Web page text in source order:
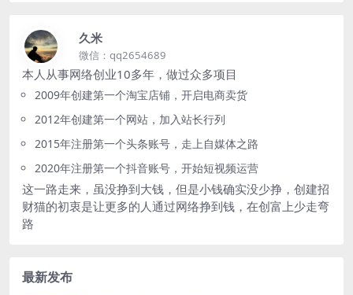
久米
微信：qq2654689
本人从事网络创业10多年，做过众多项目
2009年创建第一个淘宝店铺，开启电商卖货
2012年创建第一个网站，加入站长行列
2015年注册第一个头条账号，走上自媒体之路
2020年注册第一个抖音账号，开始短视频运营
这一路走来，虽没挣到大钱，但是小钱确实没少挣，创建招
财猫的初衷是让更多的人通过网络挣到钱，在创富上少走弯
路
最新发布